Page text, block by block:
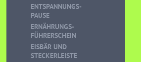
ENTSPANNUNGS-
PAUSE
ERNÄHRUNGS-
FÜHRERSCHEIN
EISBÄR UND
STECKERLEISTE